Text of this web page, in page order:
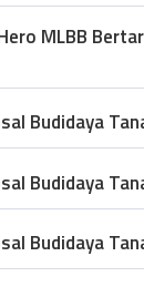
MLBB
Budidaya
Budidaya
Budidaya